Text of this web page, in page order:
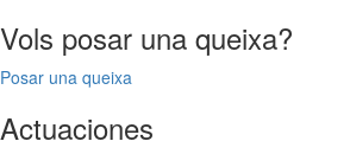
Vols posar una queixa?
Posar una queixa
Actuaciones